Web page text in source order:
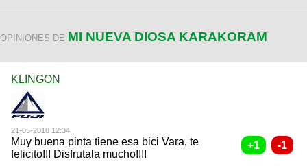
OPINIONES DE MI NUEVA DIOSA KARAKORAM
KLINGON
21-05-2018 12:34
Muy buena pinta tiene esa bici Vara, te
felicito!!! Disfrutala mucho!!!!